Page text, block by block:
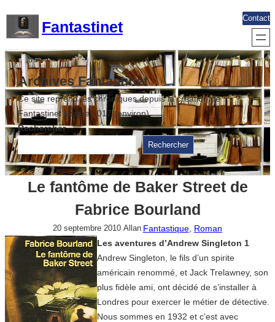
contenu
Fantastinet
Contact
Archives Fantastinet
Ce site reprend les chroniques depuis la création de
Fantastinet jusque 2017 (environ)
Rechercher
Rechercher
Le fantôme de Baker Street de
Fabrice Bourland
20 septembre 2010 Allan Fantastique, Roman
Les aventures d’Andrew Singleton 1
Andrew Singleton, le fils d’un spirite
américain renommé, et Jack Trelawney, son
plus fidèle ami, ont décidé de s’installer à
Londres pour exercer le métier de détective.
Nous sommes en 1932 et c’est avec